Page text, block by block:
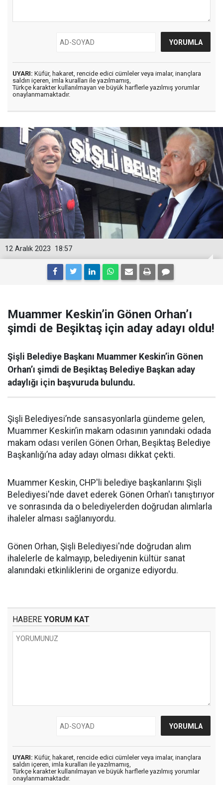
UYARI: Küfür, hakaret, rencide edici cümleler veya imalar, inançlara
saldırı içeren, imla kuralları ile yazılmamış,
Türkçe karakter kullanılmayan ve büyük harflerle yazılmış yorumlar
onaylanmamaktadır.
18:57
12 Aralık 2023
Muammer Keskin’in Gönen Orhan’ı
şimdi de Beşiktaş için aday adayı oldu!
Şişli Belediye Başkanı Muammer Keskin’in Gönen
Orhan’ı şimdi de Beşiktaş Belediye Başkan aday
adaylığı için başvuruda bulundu.
Şişli Belediyesi’nde sansasyonlarla gündeme gelen,
Muammer Keskin’in makam odasının yanındaki odada
makam odası verilen Gönen Orhan, Beşiktaş Belediye
Başkanlığı’na aday adayı olması dikkat çekti.
Muammer Keskin, CHP'li belediye başkanlarını Şişli
Belediyesi'nde davet ederek Gönen Orhan'ı tanıştırıyor
ve sonrasında da o belediyelerden doğrudan alımlarla
ihaleler alması sağlanıyordu.
Gönen Orhan, Şişli Belediyesi'nde doğrudan alım
ihalelerle de kalmayıp, belediyenin kültür sanat
alanındaki etkinliklerini de organize ediyordu.
HABERE YORUM KAT
UYARI: Küfür, hakaret, rencide edici cümleler veya imalar, inançlara
saldırı içeren, imla kuralları ile yazılmamış,
Türkçe karakter kullanılmayan ve büyük harflerle yazılmış yorumlar
onaylanmamaktadır.